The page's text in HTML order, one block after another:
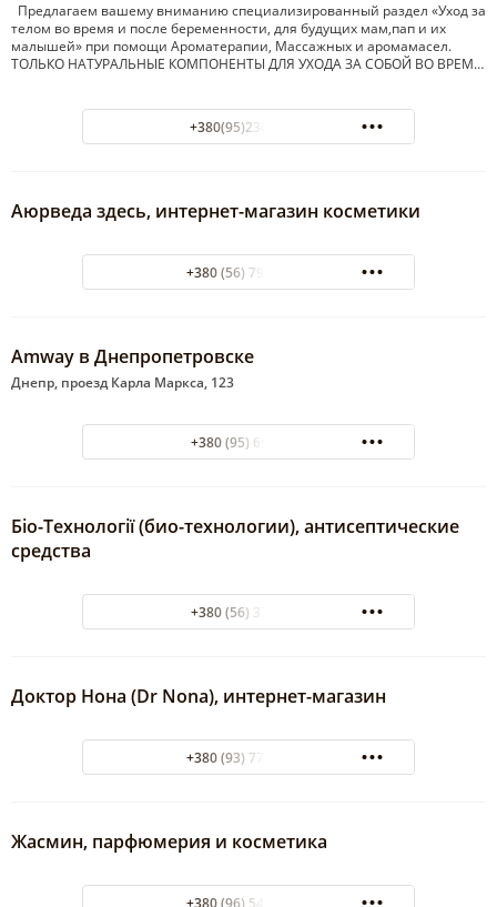
Предлагаем вашему вниманию специализированный раздел «Уход за
телом во время и после беременности, для будущих мам,пап и их
малышей» при помощи Ароматерапии, Массажных и аромамасел.
ТОЛЬКО НАТУРАЛЬНЫЕ КОМПОНЕНТЫ ДЛЯ УХОДА ЗА СОБОЙ ВО ВРЕМ…
+380(95)230-46-96
Аюрведа здесь, интернет-магазин косметики
+380 (56) 796-28-31
Аmway в Днепропетровске
Днепр, проезд Карла Маркса, 123
+380 (95) 6925156
Біо-Технології (био-технологии), антисептические
средства
+380 (56) 3722000
Доктор Нона (Dr Nona), интернет-магазин
+380 (93) 773-97-25
Жасмин, парфюмерия и косметика